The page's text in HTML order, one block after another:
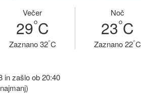
Večer
29°C
Zaznano 32°C
Noč
23°C
Zaznano 22°C
in zašlo ob 20:40